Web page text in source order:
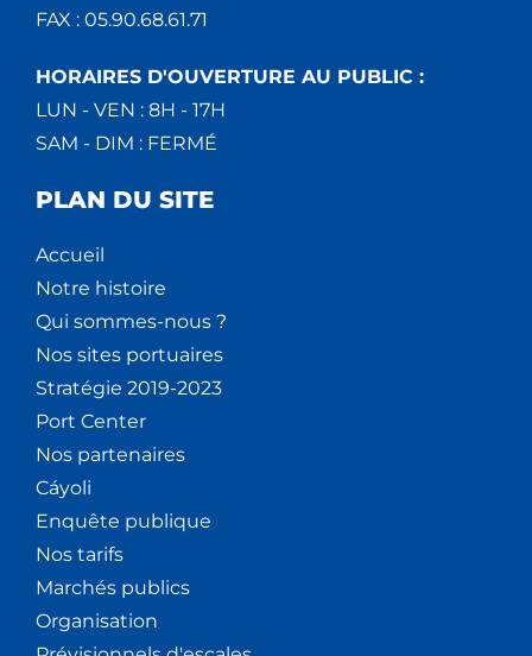
FAX : 05.90.68.61.71
HORAIRES D'OUVERTURE AU PUBLIC :
LUN - VEN : 8H - 17H
SAM - DIM : FERMÉ
PLAN DU SITE
Accueil
Notre histoire
Qui sommes-nous ?
Nos sites portuaires
Stratégie 2019-2023
Port Center
Nos partenaires
Cáyoli
Enquête publique
Nos tarifs
Marchés publics
Organisation